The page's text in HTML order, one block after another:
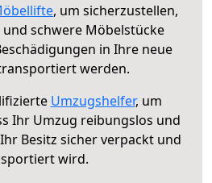
, um sicherzustellen,
schwere Möbelstücke
in Ihre neue
werden.
Umzugshelfer, um
Ihr Umzug reibungslos und
Besitz sicher verpackt und
wird.